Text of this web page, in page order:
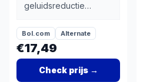
geluidsreductie
technologie
Bol.com Alternate
€17,49
Check prijs→